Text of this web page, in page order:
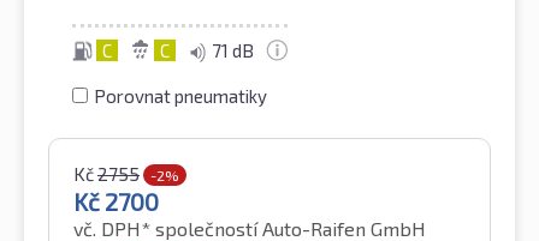
C C 71 dB
Porovnat pneumatiky
Kč2755 -2%
Kč 2700
vč. DPH* společností Auto-Raifen GmbH